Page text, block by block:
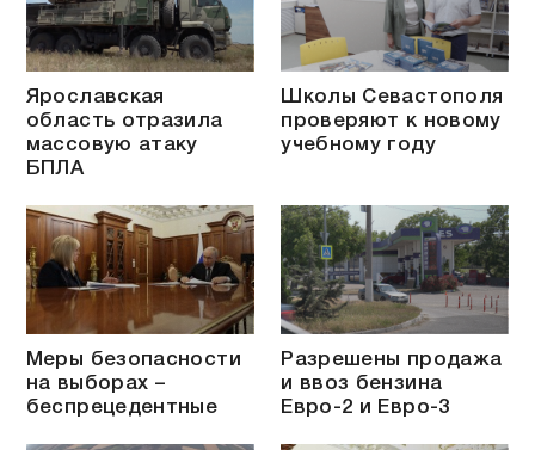
Ярославская
область отразила
массовую атаку
БПЛА
Школы Севастополя
проверяют к новому
учебному году
Меры безопасности
на выборах –
беспрецедентные
Разрешены продажа
и ввоз бензина
Евро-2 и Евро-3